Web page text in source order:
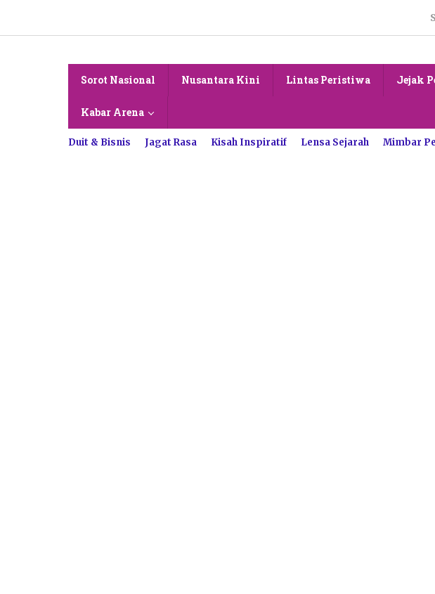
konten
Sorot Nasional Nusantara Kini Lintas Peristiwa Jejak
Kabar Arena
Duit & Bisnis Jagat Rasa Kisah Inspiratif Lensa Sejarah Mimbar